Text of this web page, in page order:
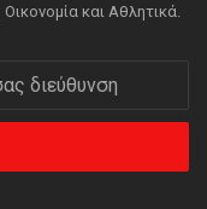
και Αθλητικά.